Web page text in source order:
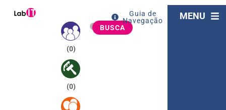
(0)
(0)
BUSCA
Guia de
Navegação
MENU